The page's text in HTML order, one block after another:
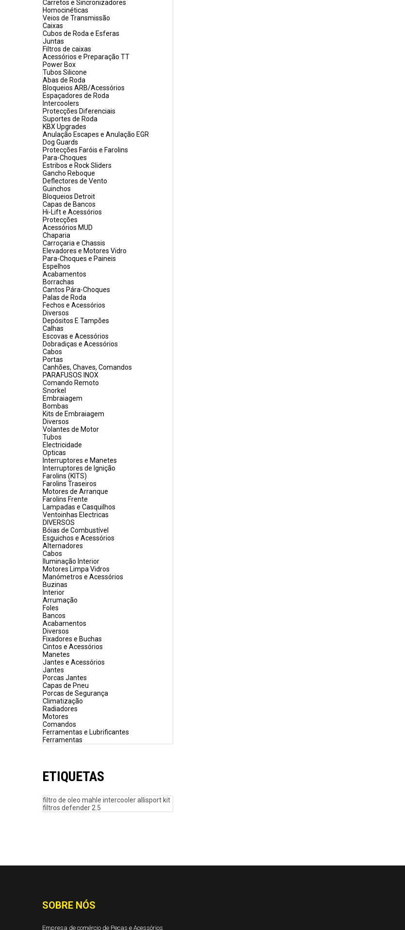
Carretos e Sincronizadores
Homocinéticas
Veios de Transmissão
Caixas
Cubos de Roda e Esferas
Juntas
Filtros de caixas
Acessórios e Preparação TT
Power Box
Tubos Silicone
Abas de Roda
Bloqueios ARB/Acessórios
Espaçadores de Roda
Intercoolers
Protecções Diferenciais
Suportes de Roda
KBX Upgrades
Anulação Escapes e Anulação EGR
Dog Guards
Protecções Faróis e Farolins
Para-Choques
Estribos e Rock Sliders
Gancho Reboque
Deflectores de Vento
Guinchos
Bloqueios Detroit
Capas de Bancos
Hi-Lift e Acessórios
Protecções
Acessórios MUD
Chaparia
Carroçaria e Chassis
Elevadores e Motores Vidro
Para-Choques e Paineis
Espelhos
Acabamentos
Borrachas
Cantos Pára-Choques
Palas de Roda
Fechos e Acessórios
Diversos
Depósitos E Tampões
Calhas
Escovas e Acessórios
Dobradiças e Acessórios
Cabos
Portas
Canhões, Chaves, Comandos
PARAFUSOS INOX
Comando Remoto
Snorkel
Embraiagem
Bombas
Kits de Embraiagem
Diversos
Volantes de Motor
Tubos
Electricidade
Opticas
Interruptores e Manetes
Interruptores de Ignição
Farolins (KITS)
Farolins Traseiros
Motores de Arranque
Farolins Frente
Lampadas e Casquilhos
Ventoinhas Electricas
DIVERSOS
Bóias de Combustível
Esguichos e Acessórios
Alternadores
Cabos
Iluminação Interior
Motores Limpa Vidros
Manómetros e Acessórios
Buzinas
Interior
Arrumação
Foles
Bancos
Acabamentos
Diversos
Fixadores e Buchas
Cintos e Acessórios
Manetes
Jantes e Acessórios
Jantes
Porcas Jantes
Capas de Pneu
Porcas de Segurança
Climatização
Radiadores
Motores
Comandos
Ferramentas e Lubrificantes
Ferramentas
ETIQUETAS
filtro de oleo mahle intercooler allisport kit
filtros defender 2.5
SOBRE NÓS
Empresa de comércio de Peças e Acessórios